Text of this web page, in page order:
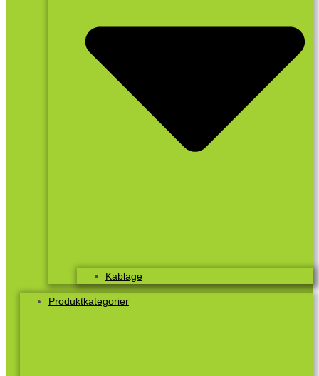
Kablage
Produktkategorier